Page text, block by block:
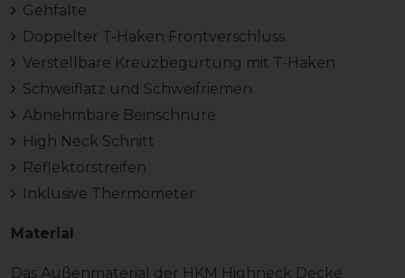
Gehfalte
Doppelter T-Haken Frontverschluss
Verstellbare Kreuzbegurtung mit T-Haken
Schweiflatz und Schweifriemen
Abnehmbare Beinschnüre
High Neck Schnitt
Reflektorstreifen
Inklusive Thermometer
Material
Das Außenmaterial der HKM Highneck Decke